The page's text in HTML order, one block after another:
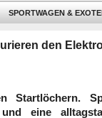
SPORTWAGEN &
den
eine